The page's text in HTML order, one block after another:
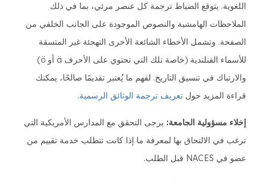
اللغوية. يتوقع الضباط ترجمة كل عنصر مرئي، بما في ذلك
الملاحظات الهامشية والنصوص الموجودة على الجانب الخلفي من
الصفحة. وتشمل الأخطاء الشائعة الأخرى التهجئة غير المتسقة
للأسماء الفنلندية (خاصة تلك التي تحتوي على الأحرف ä أو ö)
والارتباك في تنسيق التاريخ. لفهم ما يُعتبر تقديمًا صالحًا، يمكنك
قراءة المزيد حول تعريف ترجمة الوثائق الرسمية.
إخلاء مسؤولية الجامعة: يرجى التحقق مع المدارس الأمريكية التي
ترغب في الالتحاق بها لمعرفة ما إذا كانت تتطلب خدمة تقييم من
عضو في NACES قبل الطلب.